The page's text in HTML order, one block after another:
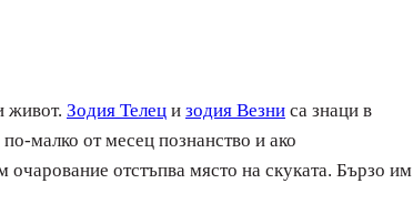
живот. Зодия Телец и зодия Везни са знаци в
малко от месец познанство и ако
очарование отстъпва място на скуката. Бързо им